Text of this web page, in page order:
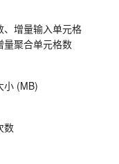
、增量输入单元格
量聚合单元格数
小 (MB)
数